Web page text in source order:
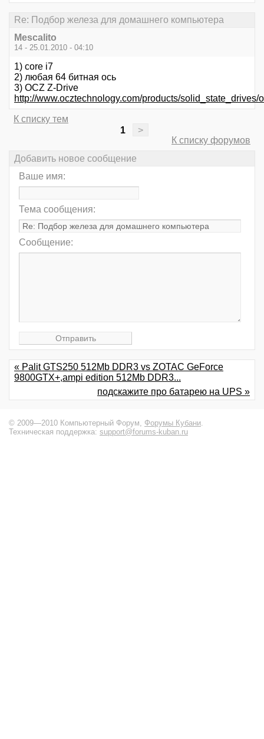
Re: Подбор железа для домашнего компьютера
Mescalito
14 - 25.01.2010 - 04:10
1) core i7
2) любая 64 битная ось
3) OCZ Z-Drive
http://www.ocztechnology.com/products/
К списку тем
1
>
К списку форумов
Добавить новое сообщение
Ваше имя:
Тема сообщения:
Сообщение:
« Palit GTS250 512Mb DDR3 vs ZOTAC GeForce
9800GTX+,ampi edition 512Mb DDR3...
подскажите про батарею на UPS »
© 2009—2010 Компьютерный Форум, Форумы Кубани
Техническая поддержка: support@forums-kuban.ru